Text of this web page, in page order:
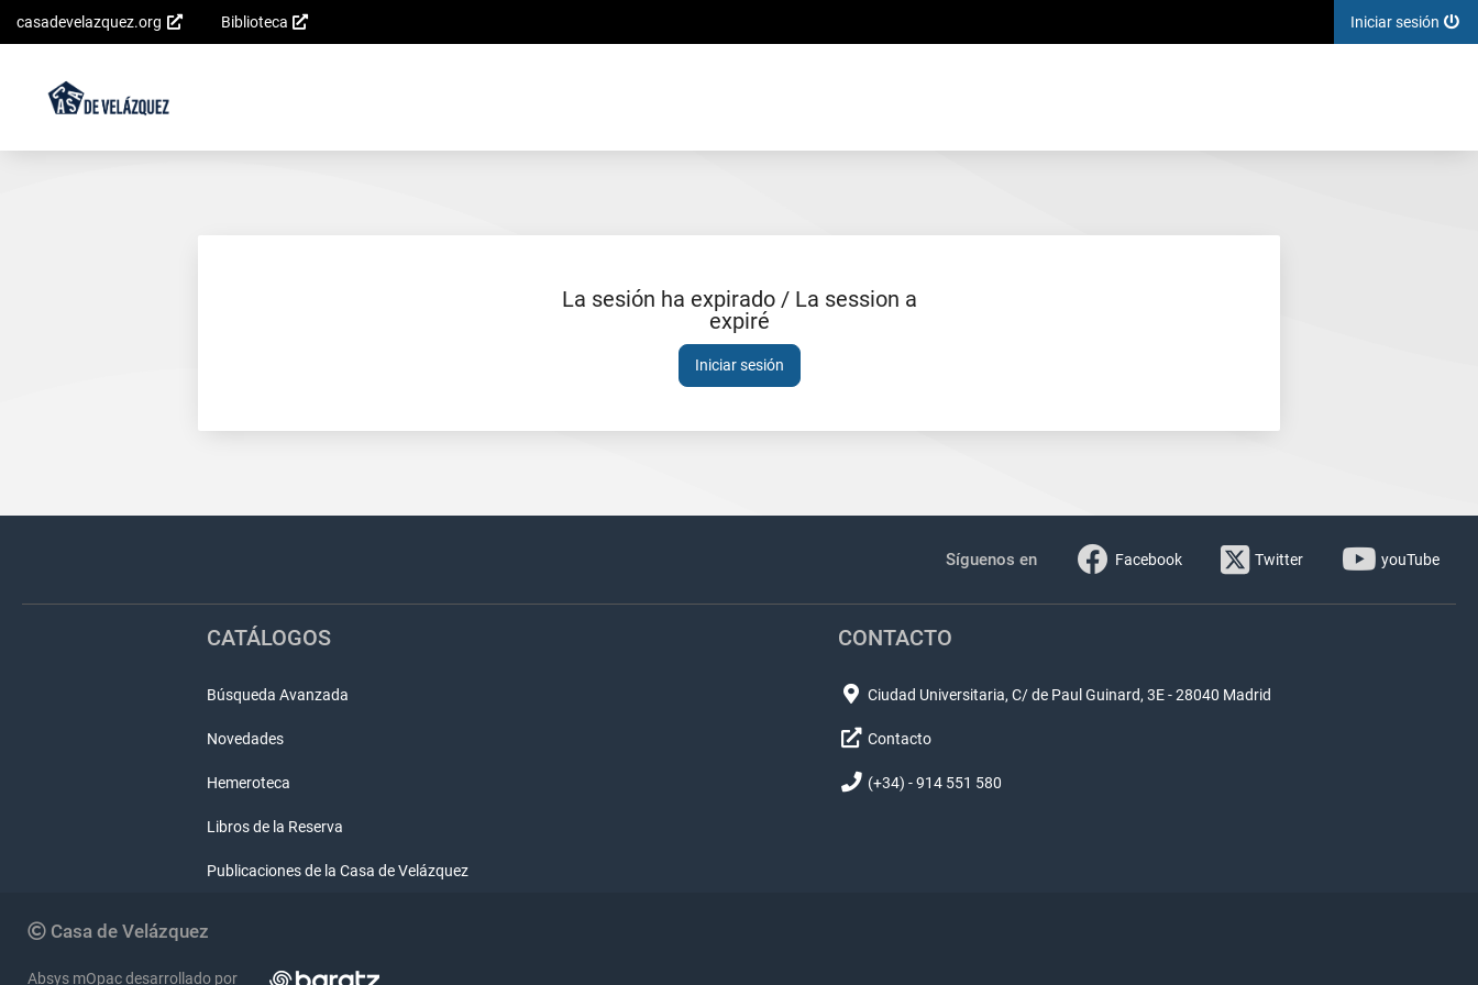
Saltar al
casadevelazquez.org Biblioteca Iniciar sesión
Sesión
expirada
La sesión ha expirado / La session a
expiré
Iniciar sesión
Síguenos en Facebook Twitter youTube
CATÁLOGOS
Búsqueda Avanzada
Novedades
Hemeroteca
Libros de la Reserva
Publicaciones de la Casa de Velázquez
CONTACTO
Ciudad Universitaria, C/ de Paul Guinard, 3E - 28040 Madrid
Contacto
(+34) - 914 551 580
CopyrightCasa de Velázquez
Absys mOpac desarrollado por